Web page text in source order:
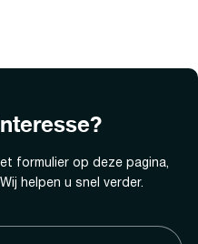
formulier op deze pagina,
helpen u snel verder.